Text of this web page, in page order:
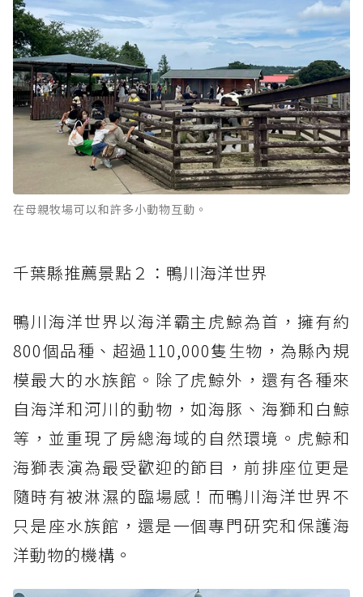
在母親牧場可以和許多小動物互動。
千葉縣推薦景點２：鴨川海洋世界
鴨川海洋世界以海洋霸主虎鯨為首，擁有約
800個品種、超過110,000隻生物，為縣內規
模最大的水族館。除了虎鯨外，還有各種來
自海洋和河川的動物，如海豚、海獅和白鯨
等，並重現了房總海域的自然環境。虎鯨和
海獅表演為最受歡迎的節目，前排座位更是
隨時有被淋濕的臨場感！而鴨川海洋世界不
只是座水族館，還是一個專門研究和保護海
洋動物的機構。